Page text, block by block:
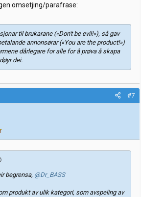
omsetjing/parafrase:
til brukarane («Don't be evil!»), så gav
annonsørar («You are the product!»)
dårlegare for alle for å prøva å skapa
dei.
#7
begrensa, @Dr_BASS
produkt av ulik kategori, som avspeling av